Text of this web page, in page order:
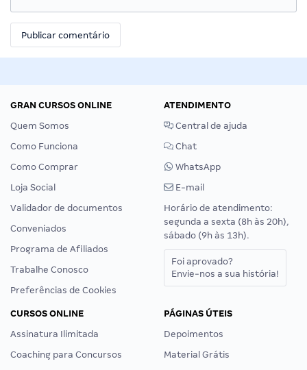
GRAN CURSOS ONLINE
Quem Somos
Como Funciona
Como Comprar
Loja Social
Validador de documentos
Conveniados
Programa de Afiliados
Trabalhe Conosco
Preferências de Cookies
ATENDIMENTO
Central de ajuda
Chat
WhatsApp
E-mail
Horário de atendimento:
segunda a sexta (8h às 20h),
sábado (9h às 13h).
Foi aprovado?
Envie-nos a sua história!
CURSOS ONLINE
Assinatura Ilimitada
Coaching para Concursos
PÁGINAS ÚTEIS
Depoimentos
Material Grátis